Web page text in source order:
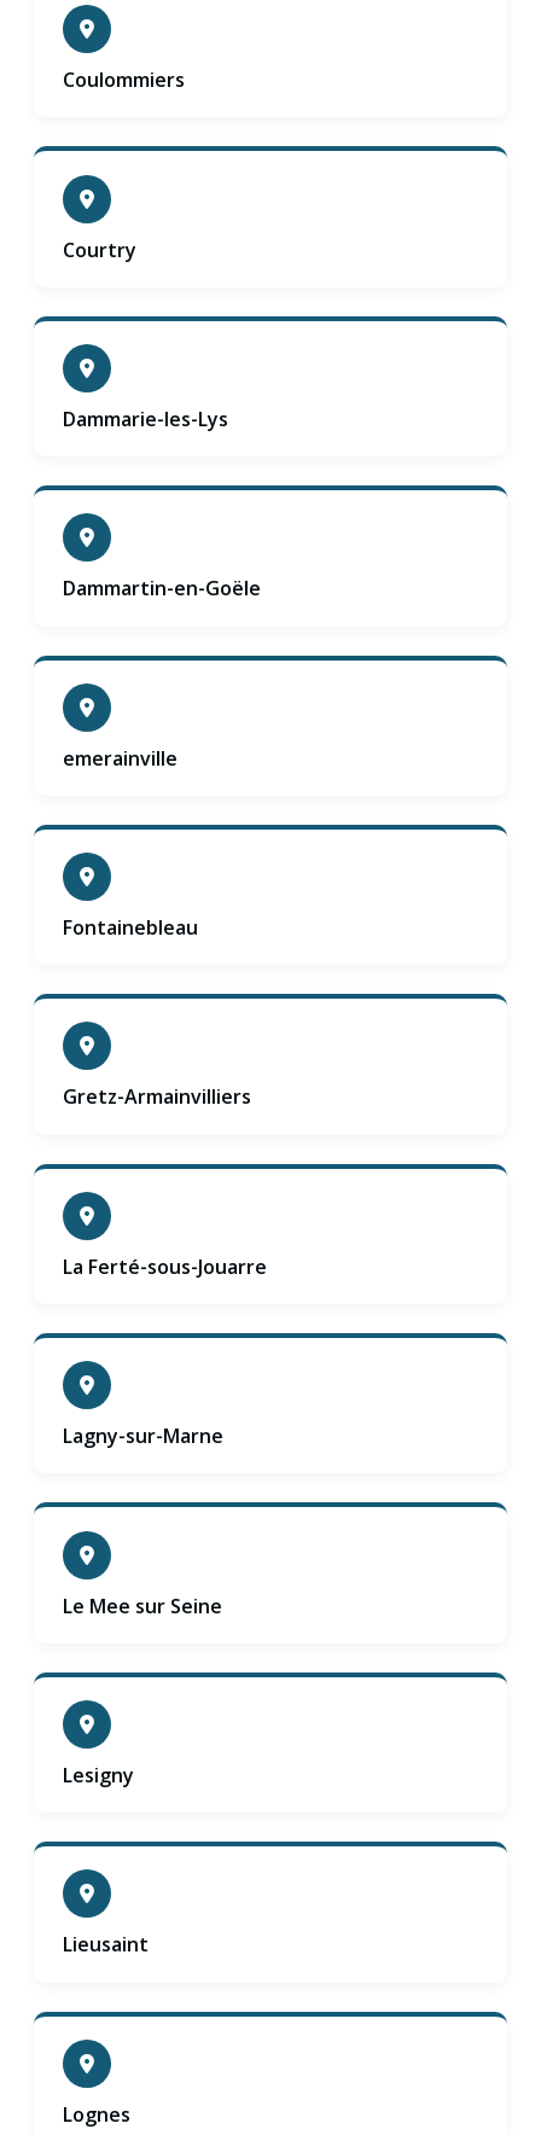
Coulommiers
Courtry
Dammarie-les-Lys
Dammartin-en-Goële
emerainville
Fontainebleau
Gretz-Armainvilliers
La Ferté-sous-Jouarre
Lagny-sur-Marne
Le Mee sur Seine
Lesigny
Lieusaint
Lognes